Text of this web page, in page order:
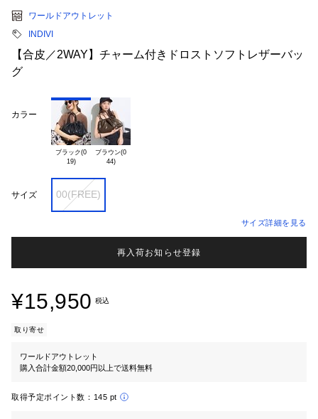
ワールドアウトレット
INDIVI
【合皮／2WAY】チャーム付きドロストソフトレザーバッ
グ
カラー
ブラック(0
19)
ブラウン(0
44)
サイズ 00(FREE)
サイズ詳細を見る
再入荷お知らせ登録
¥15,950 税込
取り寄せ
ワールドアウトレット
購入合計金額20,000円以上で送料無料
取得予定ポイント数： 145 pt